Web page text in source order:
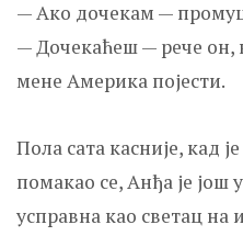
— Ако дочекам —
— Дочекаћеш — рече он,
мене Америка појести.
Пола сата касније, кад
помакао се, Анђа је још
усправна као светац на